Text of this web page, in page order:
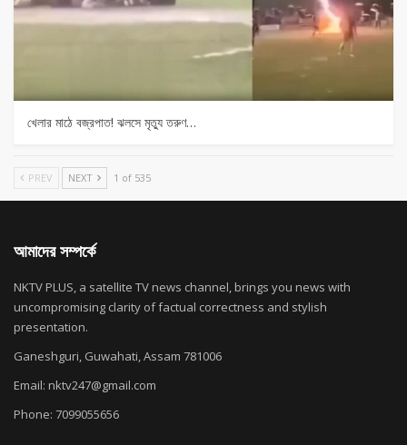
খেলার মাঠে বজ্রপাত! ঝলসে মৃত্যু তরুণ…
PREV NEXT 1 of 535
আমাদের সম্পর্কে
NKTV PLUS, a satellite TV news channel, brings you news with
uncompromising clarity of factual correctness and stylish
presentation.
Ganeshguri, Guwahati, Assam 781006
Email: nktv247@gmail.com
Phone: 7099055656